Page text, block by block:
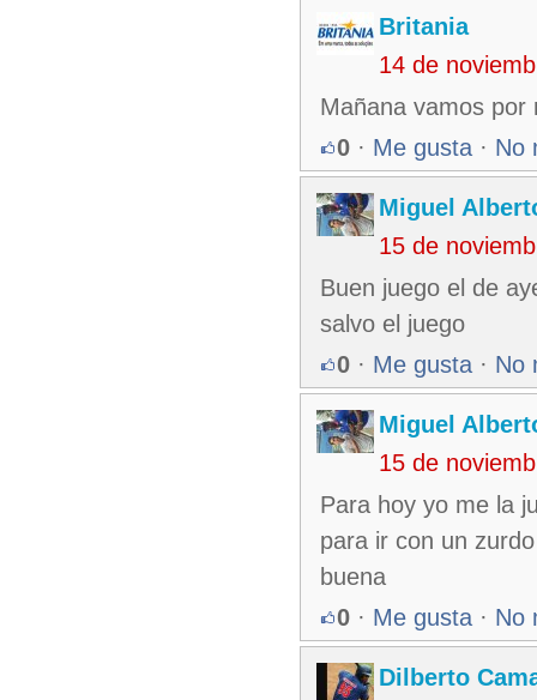
Britania
14 de
Mañana vamos por
0 · Me gusta · No
Miguel
15 de
Buen juego el de
salvo el juego
0 · Me gusta · No
Miguel
15 de
Para hoy yo me la
para ir con un
buena
0 · Me gusta · No
Dilberto